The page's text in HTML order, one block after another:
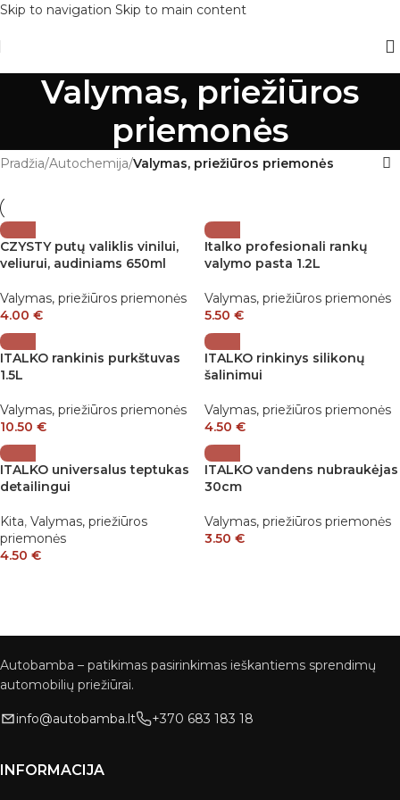
Skip to navigation Skip to main content
Valymas, priežiūros
priemonės
Pradžia/Autochemija/Valymas, priežiūros priemonės
CZYSTY putų valiklis vinilui,
veliurui, audiniams 650ml
Valymas, priežiūros priemonės
4.00 €
Italko profesionali rankų
valymo pasta 1.2L
Valymas, priežiūros priemonės
5.50 €
ITALKO rankinis purkštuvas
1.5L
Valymas, priežiūros priemonės
10.50 €
ITALKO rinkinys silikonų
šalinimui
Valymas, priežiūros priemonės
4.50 €
ITALKO universalus teptukas
detailingui
Kita, Valymas, priežiūros
priemonės
4.50 €
ITALKO vandens nubraukėjas
30cm
Valymas, priežiūros priemonės
3.50 €
Autobamba – patikimas pasirinkimas ieškantiems sprendimų
automobilių priežiūrai.
info@autobamba.lt +370 683 183 18
INFORMACIJA